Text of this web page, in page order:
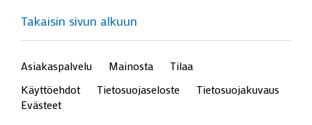
Takaisin sivun alkuun
Asiakaspalvelu Mainosta
Tilaa
Käyttöehdot
Tietosuojaseloste
Tietosuojakuvaus
Evästeet